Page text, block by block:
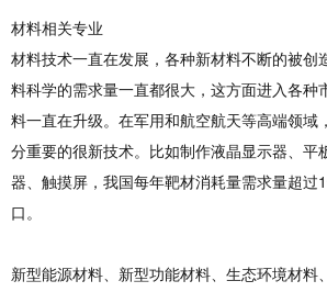
材料相关专业
材料技术一直在发展，各种新材料不断的被创
料科学的需求量一直都很大，这方面进入各种
料一直在升级。在军用和航空航天等高端领域
分重要的很新技术。比如制作液晶显示器、平
器、触摸屏，我国每年靶材消耗量需求量超过
口。
新型能源材料、新型功能材料、生态环境材料